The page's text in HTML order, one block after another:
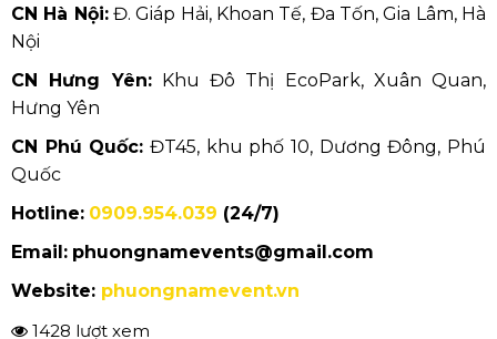
1428 lượt xem
SẢN PHẨM CÙNG LOẠI